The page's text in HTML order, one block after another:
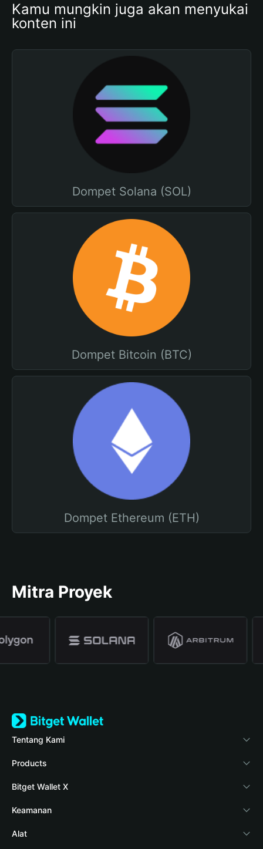
Kamu mungkin juga akan menyukai
konten ini
Dompet Solana (SOL)
Dompet Bitcoin (BTC)
Dompet Ethereum (ETH)
Mitra Proyek
Tentang Kami
Bitget Wallet
Blog
Verifikasi keaslian
Berita kripto
Products
Crypto Card
Stablecoin Earn
Payfi Crypto
Bitget Wallet X
Pengembang
Hubungkan dompet
Keamanan
Dana perlindungan
Alat